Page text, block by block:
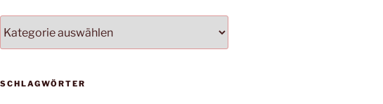
SCHLAGWÖRTER